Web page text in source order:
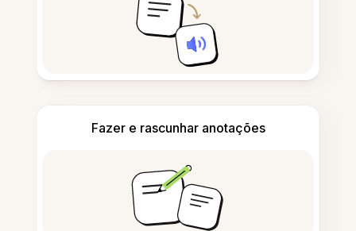
Fazer e rascunhar anotações